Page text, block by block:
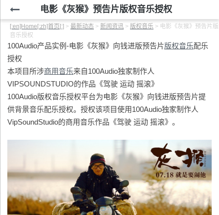
电影《灰猴》预告片版权音乐授权
[:en]Home[:zh]首页[:] > 最新动态 > 新闻资讯 > 版权音乐 > 电影《灰猴》预告片
音乐授权
100Audio产品实例-电影《灰猴》向钱进版预告片版权音乐配乐
授权
本项目所涉商用音乐来自100Audio独家制作人
VIPSOUNDSTUDIO的作品《驾驶 运动 摇滚》
100Audio版权音乐授权平台为电影《灰猴》向钱进版预告片提
供背景音乐配乐授权。授权该项目使用100Audio独家制作人
VipSoundStudio的商用音乐作品《驾驶 运动 摇滚》。